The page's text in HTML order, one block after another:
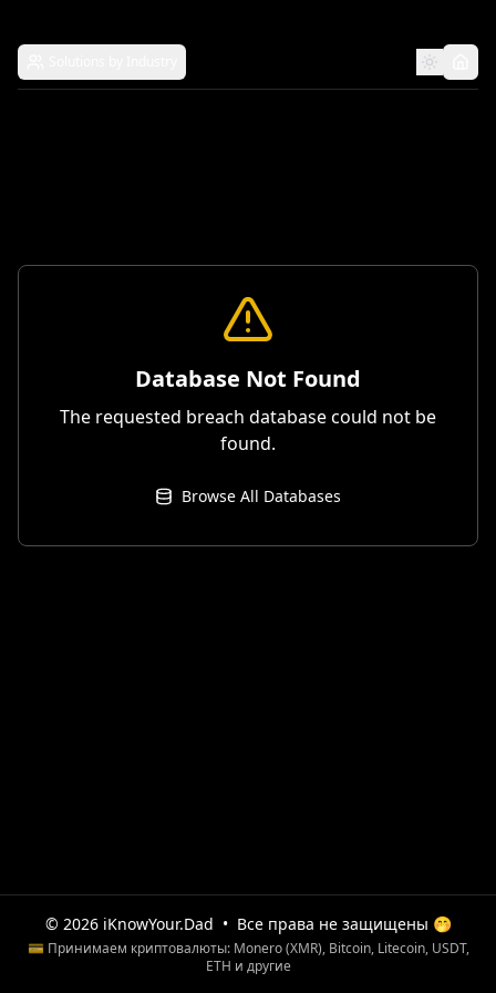
Database Not Found
The requested breach database could not be
found.
Browse All Databases
© 2026 iKnowYour.Dad • Все права не защищены 🤭
💳 Принимаем криптовалюты: Monero (XMR), Bitcoin, Litecoin, USDT,
ETH и другие